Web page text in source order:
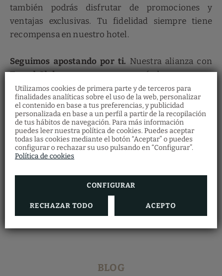
Utilizamos cookies de primera parte y de terceros para
finalidades analíticas sobre el uso de la web, personalizar
el contenido en base a tus preferencias, y publicidad
personalizada en base a un perfil a partir de la recopilación
de tus hábitos de navegación. Para más información
puedes leer nuestra política de cookies. Puedes aceptar
todas las cookies mediante el botón “Aceptar” o puedes
configurar o rechazar su uso pulsando en “Configurar”.
Política de cookies
CONFIGURAR
RECHAZAR TODO ACEPTO
también podrás disfrutar de promociones y
ventajas exclusivas. Tu fidelidad siempre tiene
recompensa en nuestro hotel.
Seguimos apostando por ti. Nuestra alianza con
Travel Clubmarca un nuevo capítulo en nuestra
búsqueda constante de superar las expectativas de
nuestros clientes. De este modo, creemos que esta
colaboración reafirma nuestra dedicación a
mejorar la satisfacción del cliente y, a la vez,
nuestra reputación. Cada día nos enfrentamos a
desafíos constantes, pero gracias a estas acciones,
experiencia, continuamos manteniendo la esencia
del hotel que somos y queremos ser.
BLOG